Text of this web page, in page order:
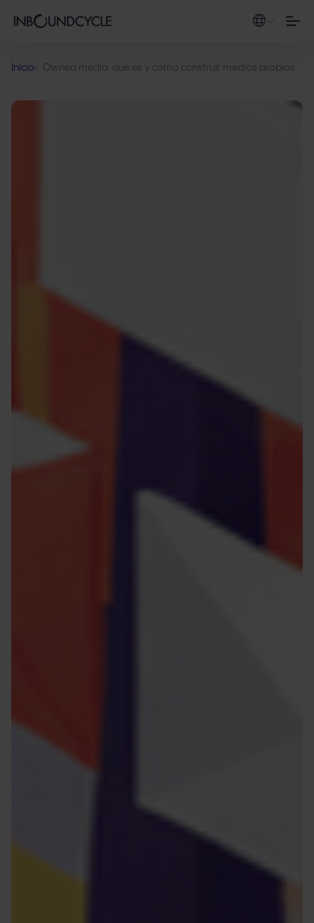
Inicio Owned media: qué es y cómo construir medios propios